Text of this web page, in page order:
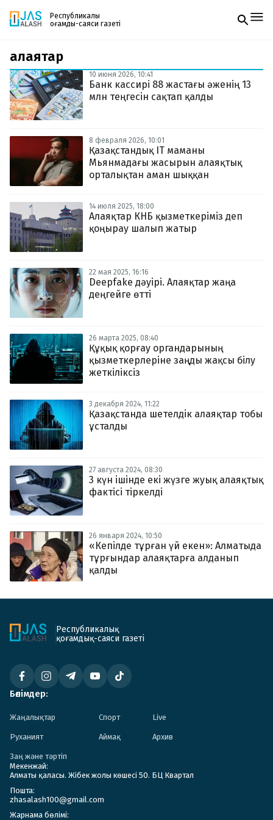
Республикалық
қоғамдық-саяси газеті
Жаңалықтар
Спорт
Live
Руханият
Аймақ
Архив
Заң және тәртіп
Редакциямен байланыс
+7 708 604 51 06
Жарнама бөлімі
Пошта
zhasalash100@gmail.com
Газетке жазылу
PDF форматтағы газетті ай сайын электронды
поштаңызға алып отырыңыз. Жаңа нөмір
шыққан сәтте сізге бірден жіберіледі. Тек email
алаяқтар
10 июня 2026, 10:41
Банк кассирі 88 жастағы әженің 13
млн теңгесін сақтап қалды
8 февраля 2026, 10:01
Қазақстандық IT маманы
Мьянмадағы жасырын алаяқтық
орталықтан аман шыққан
14 июля 2025, 18:00
Алаяқтар КНБ қызметкеріміз деп
қоңырау шалып жатыр
22 мая 2025, 16:16
Deepfake дәуірі. Алаяқтар жаңа
деңгейге өтті
26 марта 2025, 08:40
Құқық қорғау органдарының
қызметкерлеріне заңды жақсы білу
жеткіліксіз
3 декабря 2024, 11:22
Қазақстанда шетелдік алаяқтар тобы
ұсталды
27 августа 2024, 08:30
3 күн ішінде екі жүзге жуық алаяқтық
фактісі тіркелді
26 января 2024, 10:50
«Кепілде тұрған үй екен»: Алматыда
тұрғындар алаяқтарға алданып
қалды
Республикалық
қоғамдық-саяси газеті
Бөлімдер:
Жаңалықтар Спорт Live
Руханият Аймақ Архив
Заң және тәртіп
Мекенжай:
Алматы қаласы. Жібек жолы көшесі 50. БЦ Квартал
Пошта:
zhasalash100@gmail.com
Жарнама бөлімі: